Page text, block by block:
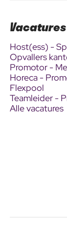
Vacatures
Host(ess) -
Opvallers
Promotor -
Horeca -
Flexpool
Teamleider -
Alle vacatures